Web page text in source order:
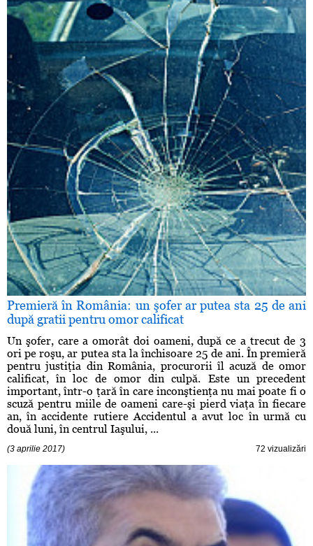
Premieră în România: un şofer ar putea sta 25 de ani
după gratii pentru omor calificat
Un şofer, care a omorât doi oameni, după ce a trecut de 3
ori pe roşu, ar putea sta la închisoare 25 de ani. În premieră
pentru justiţia din România, procurorii îl acuză de omor
calificat, în loc de omor din culpă. Este un precedent
important, într-o ţară în care inconştienţa nu mai poate fi o
scuză pentru miile de oameni care-şi pierd viaţa în fiecare
an, în accidente rutiere Accidentul a avut loc în urmă cu
două luni, în centrul Iaşului, ...
(3 aprilie 2017) 72 vizualizări